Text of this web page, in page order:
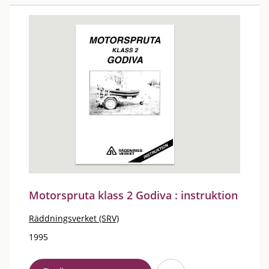
Motorspruta klass 2 Godiva : instruktion
Räddningsverket (SRV)
1995